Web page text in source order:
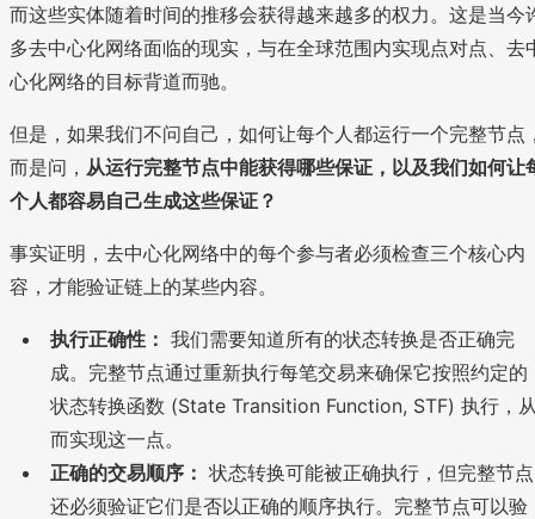
而这些实体随着时间的推移会获得越来越多的权力。这是当今
多去中心化网络面临的现实，与在全球范围内实现点对点、去
心化网络的目标背道而驰。
但是，如果我们不问自己，如何让每个人都运行一个完整节点
而是问， 从运行完整节点中能获得哪些保证，以及我们如何让
个人都容易自己生成这些保证？
事实证明，去中心化网络中的每个参与者必须检查三个核心内
容，才能验证链上的某些内容。
执行正确性： 我们需要知道所有的状态转换是否正确完
成。完整节点通过重新执行每笔交易来确保它按照约定的
状态转换函数 (State Transition Function, STF) 执行，
而实现这一点。
正确的交易顺序： 状态转换可能被正确执行，但完整节点
还必须验证它们是否以正确的顺序执行。完整节点可以验